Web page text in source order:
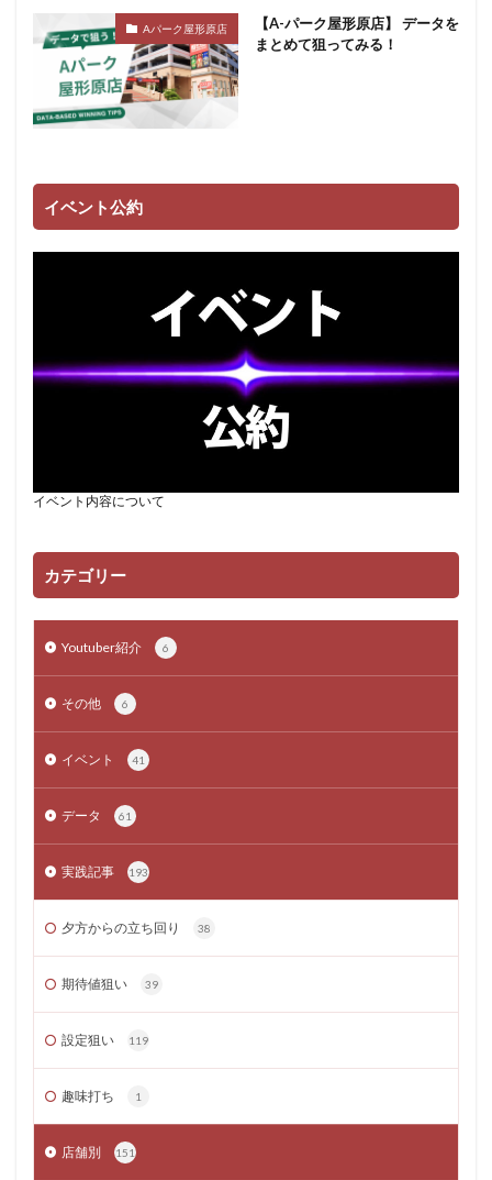
Aパーク屋形原店
【A-パーク屋形原店】 データを
まとめて狙ってみる！
イベント公約
イベント内容について
カテゴリー
Youtuber紹介 6
その他 6
イベント 41
データ 61
実践記事 193
夕方からの立ち回り 38
期待値狙い 39
設定狙い 119
趣味打ち 1
店舗別 151